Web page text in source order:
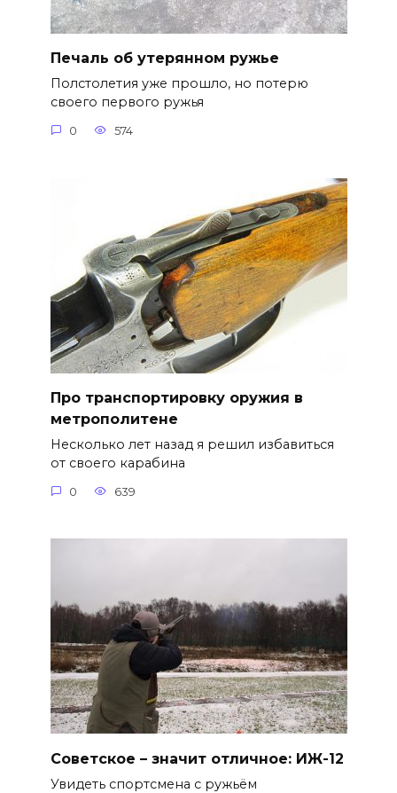
Печаль об утерянном ружье
Полстолетия уже прошло, но потерю
своего первого ружья
0 574
Про транспортировку оружия в
метрополитене
Несколько лет назад я решил избавиться
от своего карабина
0 639
Советское – значит отличное: ИЖ-12
Увидеть спортсмена с ружьём